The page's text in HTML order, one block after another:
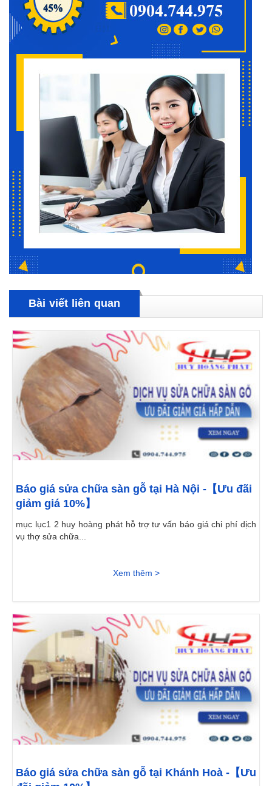
Bài viết liên quan
Báo giá sửa chữa sàn gỗ tại Hà Nội -【Ưu đãi
giảm giá 10%】
mục lục1 2 huy hoàng phát hỗ trợ tư vấn báo giá chi phí dịch
vụ thợ sửa chữa...
Xem thêm >
Báo giá sửa chữa sàn gỗ tại Khánh Hoà -【Ưu